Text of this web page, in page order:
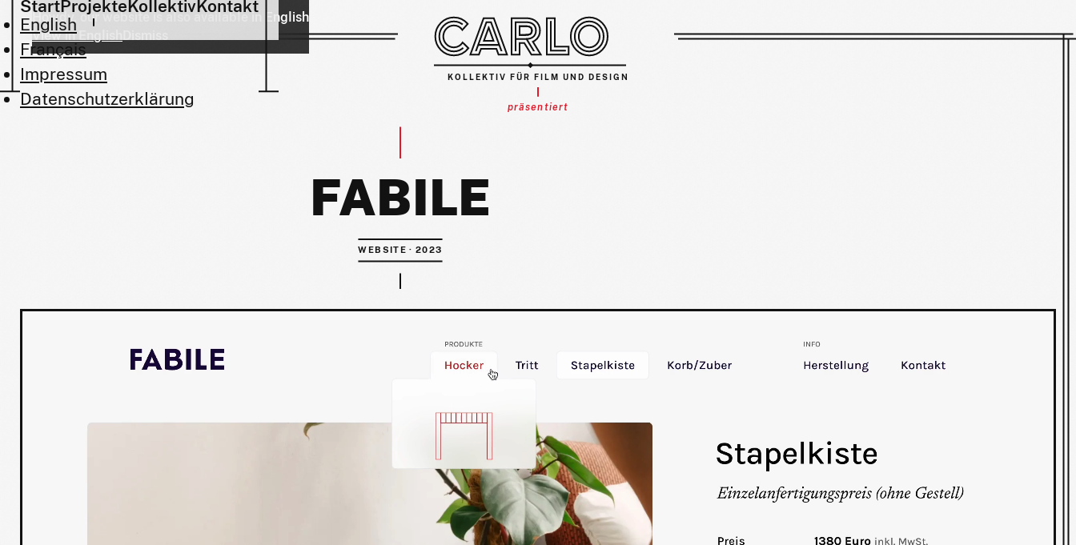
KOLLEKTIV FÜR FILM UND DESIGN
präsentiert
StartProjekte KollektivKontakt
English
Français
Impressum
Datenschutzerklärung
Howdy, our website is also available in English
View in English
FABILE
WEBSITE · 2023